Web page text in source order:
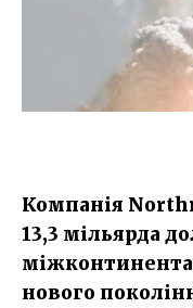
​Компанія
13,3 мільярда
нового